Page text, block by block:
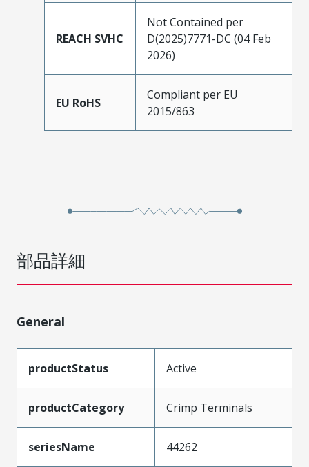
REACH SVHC
Not Contained per
D(2025)7771-DC (04 Feb
2026)
EU RoHS
Compliant per EU
2015/863
部品詳細
General
productStatus Active
productCategory Crimp Terminals
seriesName 44262